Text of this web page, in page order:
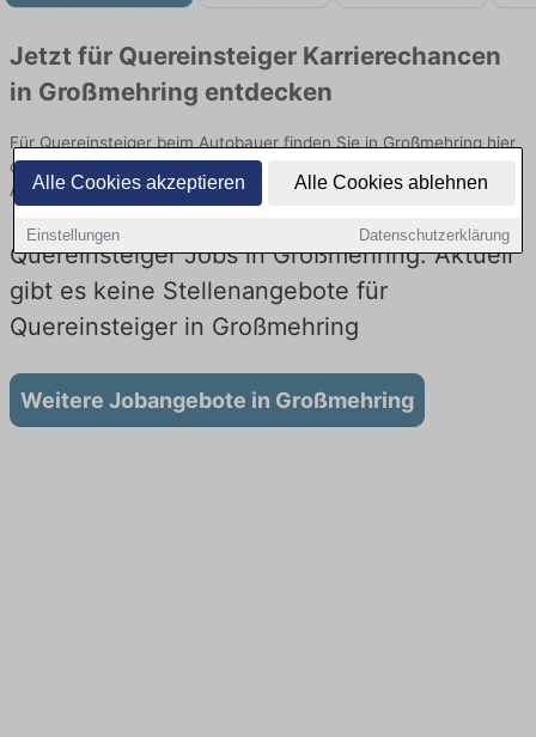
Alle Cookies akzeptieren Alle Cookies ablehnen
Einstellungen Datenschutzerklärung
Jetzt für Quereinsteiger Karrierechancen
in Großmehring entdecken
Für Quereinsteiger beim Autobauer finden Sie in Großmehring hier
die aktuellsten Angebote. Entdecken Sie freie Optionen von Top-
Arbeitgebern und bewerben Sie sich noch heute.
Quereinsteiger Jobs in Großmehring: Aktuell
gibt es keine Stellenangebote für
Quereinsteiger in Großmehring
Weitere Jobangebote in Großmehring